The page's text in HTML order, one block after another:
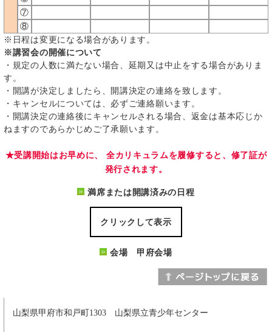
⑦
⑧
※日程は変更になる場合があります。
※講習会の開催について
・規定の人数に満たない場合、延期又は中止をする場合がありま
す。
・開講が決定しましたら、開講決定の連絡を致します。
・キャンセルについては、必ずご連絡願います。
・開講決定の連絡後にキャンセルされる場合、返金は基本応じか
ねますのであらかじめご了承願います。
★受講開始はお早めに、 全カリキュラムを履修すると、修了証が
発行されます。
満席または開講済みの日程
クリックして表示
会場 甲府会場
山梨県甲府市和戸町1303 山梨県立青少年センター